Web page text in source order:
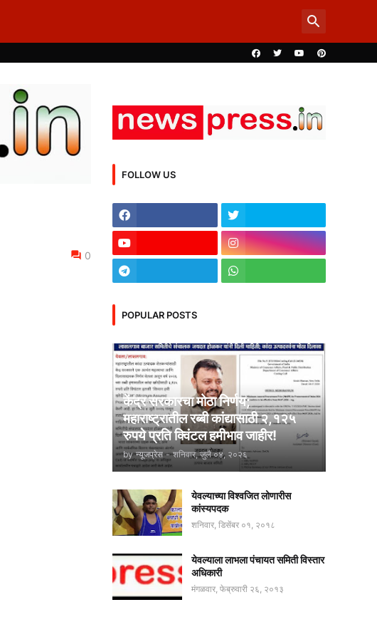
0
FOLLOW US
POPULAR POSTS
केंद्र सरकारचा मोठा निर्णय;
महाराष्ट्रातील रब्बी कांद्यासाठी २,१२५
रुपये प्रति क्विंटल हमीभाव जाहीर!
by न्यूजप्रेस - शनिवार, जुलै ०४, २०२६
येवल्याच्या विश्वजित लोणारीस
कांस्यपदक
शनिवार, डिसेंबर ०१, २०१८
येवल्याला लाभला पंचायत समिती विस्तार
अधिकारी
मंगळवार, फेब्रुवारी २६, २०१३